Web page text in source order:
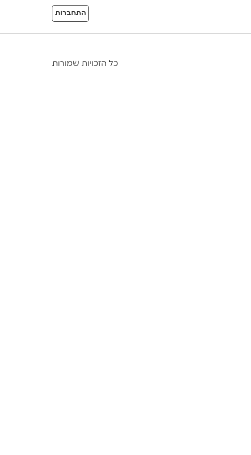
התחברות
כל הזכויות שמורות